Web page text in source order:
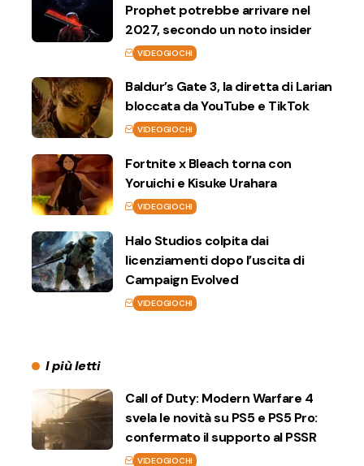
Prophet potrebbe arrivare nel
2027, secondo un noto insider
VIDEOGIOCHI
Baldur’s Gate 3, la diretta di Larian
bloccata da YouTube e TikTok
VIDEOGIOCHI
Fortnite x Bleach torna con
Yoruichi e Kisuke Urahara
VIDEOGIOCHI
Halo Studios colpita dai
licenziamenti dopo l’uscita di
Campaign Evolved
VIDEOGIOCHI
I più letti
Call of Duty: Modern Warfare 4
svela le novità su PS5 e PS5 Pro:
confermato il supporto al PSSR
VIDEOGIOCHI